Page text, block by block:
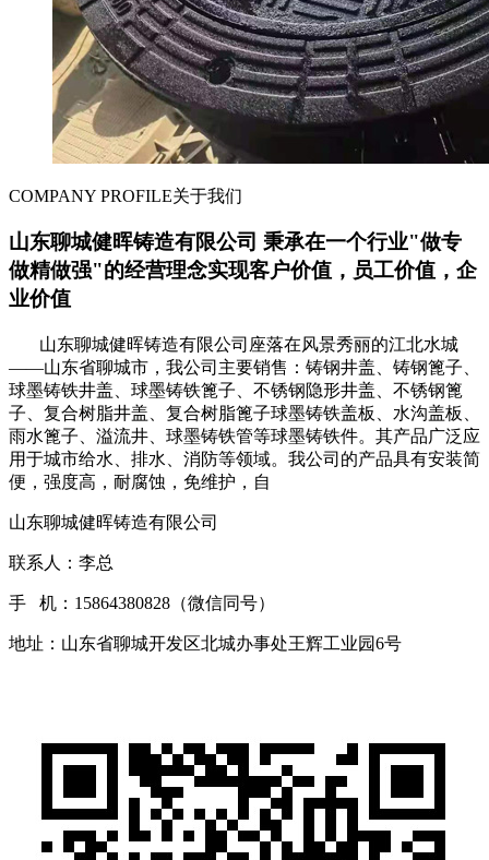
COMPANY PROFILE关于我们
山东聊城健晖铸造有限公司 秉承在一个行业"做专
做精做强"的经营理念实现客户价值，员工价值，企
业价值
山东聊城健晖铸造有限公司座落在风景秀丽的江北水城
——山东省聊城市，我公司主要销售：铸钢井盖、铸钢篦子、
球墨铸铁井盖、球墨铸铁篦子、不锈钢隐形井盖、不锈钢篦
子、复合树脂井盖、复合树脂篦子球墨铸铁盖板、水沟盖板、
雨水篦子、溢流井、球墨铸铁管等球墨铸铁件。其产品广泛应
用于城市给水、排水、消防等领域。我公司的产品具有安装简
便，强度高，耐腐蚀，免维护，自
山东聊城健晖铸造有限公司
联系人：李总
手 机：15864380828（微信同号）
地址：山东省聊城开发区北城办事处王辉工业园6号